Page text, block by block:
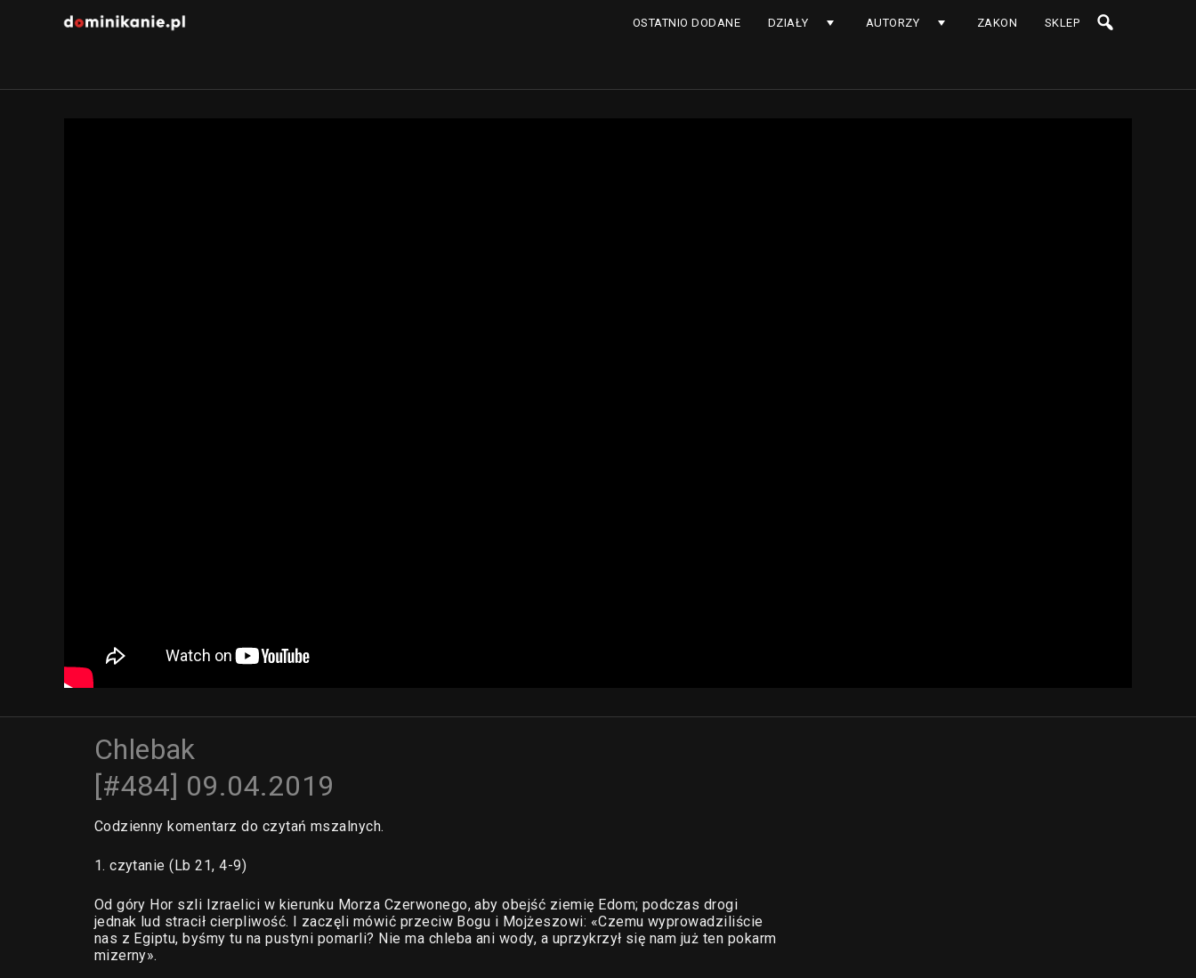
OSTATNIO DODANE DZIAŁY AUTORZY ZAKON SKLEP
Chlebak
[#484] 09.04.2019
Codzienny komentarz do czytań mszalnych.
1. czytanie (Lb 21, 4-9)
Od góry Hor szli Izraelici w kierunku Morza Czerwonego, aby obejść ziemię Edom; podczas drogi
jednak lud stracił cierpliwość. I zaczęli mówić przeciw Bogu i Mojżeszowi: «Czemu wyprowadziliście
nas z Egiptu, byśmy tu na pustyni pomarli? Nie ma chleba ani wody, a uprzykrzył się nam już ten pokarm
mizerny».